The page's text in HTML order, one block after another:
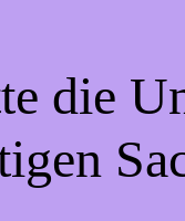
die